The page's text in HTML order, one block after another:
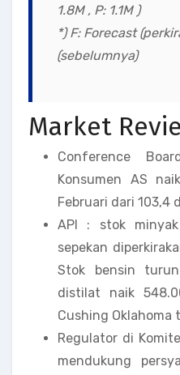
1.8M , P: 1.1M )
*) F: Forecast
(sebelumnya)
Market
Conference
Konsumen AS
Februari dari 103,4
API : stok
sepekan
Stok bensin
distilat naik
Cushing Oklahoma
Regulator di
mendukung